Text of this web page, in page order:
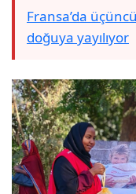
Fransa’da
doğuya yayılıyor